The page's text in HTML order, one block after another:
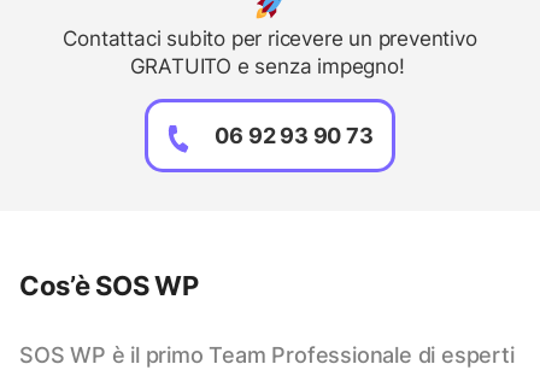
Contattaci subito per ricevere un preventivo
GRATUITO e senza impegno!
06 92 93 90 73
Cos’è SOS WP
SOS WP è il primo Team Professionale di esperti